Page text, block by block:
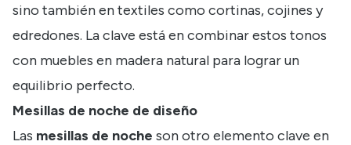
sino también en textiles como cortinas, cojines y
edredones. La clave está en combinar estos tonos
con muebles en madera natural para lograr un
equilibrio perfecto.
Mesillas de noche de diseño
Las mesillas de noche son otro elemento clave en